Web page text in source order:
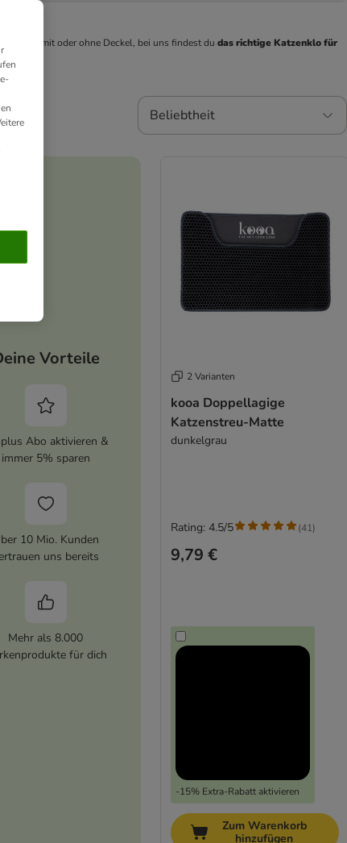
, mit oder ohne Deckel, bei uns findest du das richtige Katzenklo für
Beliebtheit
Vorteile
Abo aktivieren &
immer 5% sparen
10 Mio. Kunden
uns bereits
Mehr als 8.000
für dich
2 Varianten
kooa Doppellagige
Katzenstreu-Matte
dunkelgrau
9,79 €
-15% Extra-Rabatt aktivieren
Rating: 4.5/5 (41)
Zum Warenkorb
hinzufügen